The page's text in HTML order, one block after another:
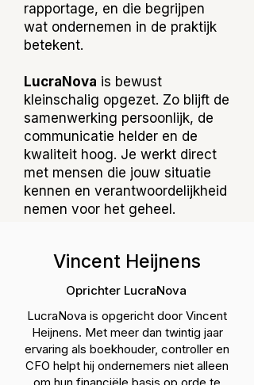
rapportage, en die begrijpen
wat ondernemen in de praktijk
betekent.
LucraNova is bewust
kleinschalig opgezet. Zo blijft de
samenwerking persoonlijk, de
communicatie helder en de
kwaliteit hoog. Je werkt direct
met mensen die jouw situatie
kennen en verantwoordelijkheid
nemen voor het geheel.
Vincent Heijnens
Oprichter LucraNova
LucraNova is opgericht door Vincent
Heijnens. Met meer dan twintig jaar
ervaring als boekhouder, controller en
CFO helpt hij ondernemers niet alleen